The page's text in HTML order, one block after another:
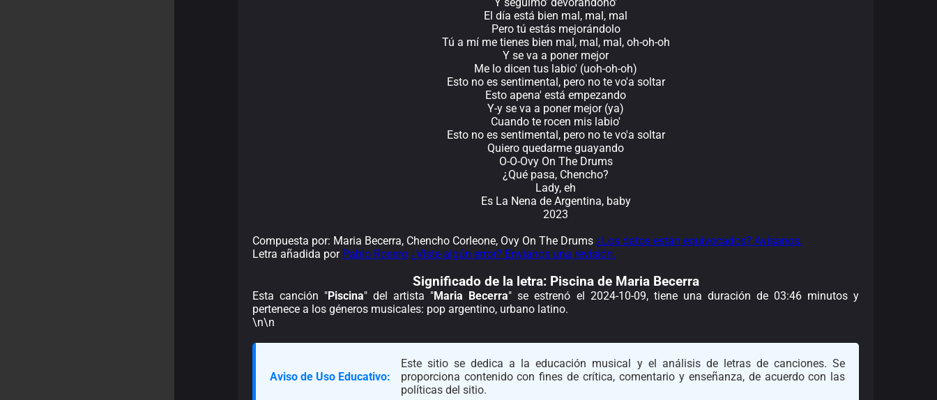
El día está bien mal, mal, mal
Pero tú estás mejorándolo
Tú a mí me tienes bien mal, mal, mal, oh-oh-oh
Y se va a poner mejor
Me lo dicen tus labio' (uoh-oh-oh)
Esto no es sentimental, pero no te vo'a soltar
Esto apena' está empezando
Y-y se va a poner mejor (ya)
Cuando te rocen mis labio'
Esto no es sentimental, pero no te vo'a soltar
Quiero quedarme guayando
O-O-Ovy On The Drums
¿Qué pasa, Chencho?
Lady, eh
Es La Nena de Argentina, baby
2023
Compuesta por: Maria Becerra, Chencho Corleone, Ovy On The Drums ¿Los datos están equivocados? Avísanos.
Letra añadida por Pablo Rosero ¿Viste algún error? Envíanos una revisión.
Significado de la letra: Piscina de Maria Becerra
Esta canción "Piscina" del artista "Maria Becerra" se estrenó el 2024-10-09, tiene una duración de 03:46 minutos y
pertenece a los géneros musicales: pop argentino, urbano latino.
\n\n
Aviso de Uso Educativo:
Este sitio se dedica a la educación musical y el análisis de letras de canciones. Se
proporciona contenido con fines de crítica, comentario y enseñanza, de acuerdo con las
políticas del sitio.